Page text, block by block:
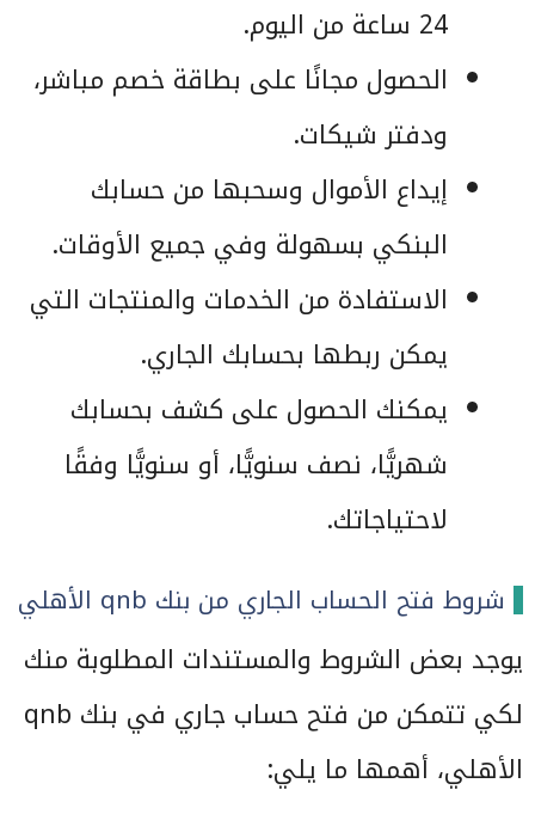
24 ساعة من اليوم.
الحصول مجانًا على بطاقة خصم مباشر،
ودفتر شيكات.
إيداع الأموال وسحبها من حسابك
البنكي بسهولة وفي جميع الأوقات.
الاستفادة من الخدمات والمنتجات التي
يمكن ربطها بحسابك الجاري.
يمكنك الحصول على كشف بحسابك
شهريًّا، نصف سنويًّا، أو سنويًّا وفقًا
لاحتياجاتك.
شروط فتح الحساب الجاري من بنك qnb الأهلي
يوجد بعض الشروط والمستندات المطلوبة منك
لكي تتمكن من فتح حساب جاري في بنك qnb
الأهلي، أهمها ما يلي: